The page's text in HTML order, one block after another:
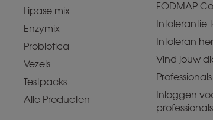
Lipase mix
Enzymix
Probiotica
Vezels
Testpacks
Alle Producten
FODMAP
Intolerantie
Intoleran
Vind jouw
Professionals
Inloggen
professionals